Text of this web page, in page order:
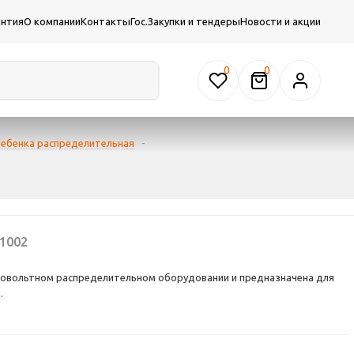
О компанииКонтактыГос.Закупки и тендерыНовости и акции
0
распределительная
-
распределительном оборудовании и предназначена для